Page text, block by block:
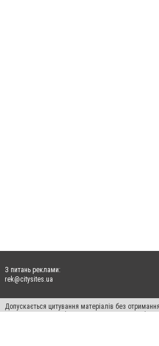
З питань реклами:
rek@citysites.ua
Допускається цитування матеріалів без
пошукових систем гіперпосилання на цитовані